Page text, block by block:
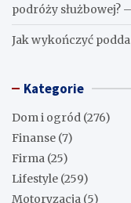
podróży służbowej?
Jak wykończyć
Kategorie
Dom i ogród (276)
Finanse (7)
Firma (25)
Lifestyle (259)
Motoryzacja (5)